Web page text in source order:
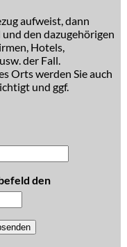
aufweist, dann
den dazugehörigen
Hotels,
der Fall.
Orts werden Sie auch
und ggf.
den